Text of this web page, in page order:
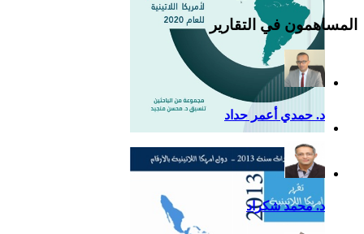
التقرير السياسي لأمريكا
اللاتينية للعام 2020
المساهمون في التقارير
د. حمدي أعمر حداد
د. محمد شكراد